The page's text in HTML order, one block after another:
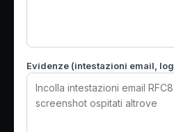
Evidenze (intestazioni email,